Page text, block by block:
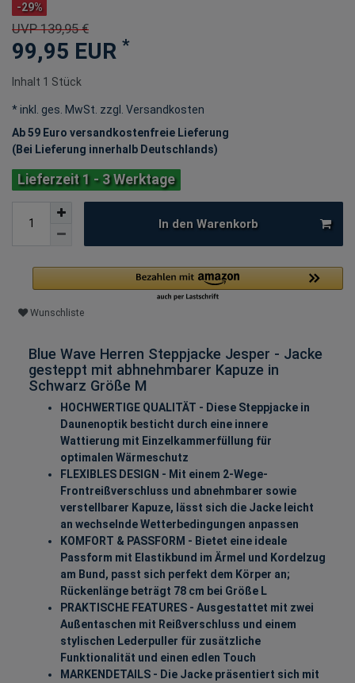
-29%
UVP 139,95 €
99,95 EUR *
Inhalt 1 Stück
* inkl. ges. MwSt. zzgl.
Versandkosten
Ab 59 Euro versandkostenfreie Lieferung
(Bei Lieferung innerhalb Deutschlands)
Lieferzeit 1 - 3 Werktage
In den Warenkorb
Wunschliste
Blue Wave Herren Steppjacke Jesper - Jacke
gesteppt mit abhnehmbarer Kapuze in
Schwarz Größe M
HOCHWERTIGE QUALITÄT - Diese Steppjacke in
Daunenoptik besticht durch eine innere
Wattierung mit Einzelkammerfüllung für
optimalen Wärmeschutz
FLEXIBLES DESIGN - Mit einem 2-Wege-
Frontreißverschluss und abnehmbarer sowie
verstellbarer Kapuze, lässt sich die Jacke leicht
an wechselnde Wetterbedingungen anpassen
KOMFORT & PASSFORM - Bietet eine ideale
Passform mit Elastikbund im Ärmel und Kordelzug
am Bund, passt sich perfekt dem Körper an;
Rückenlänge beträgt 78 cm bei Größe L
PRAKTISCHE FEATURES - Ausgestattet mit zwei
Außentaschen mit Reißverschluss und einem
stylischen Lederpuller für zusätzliche
Funktionalität und einen edlen Touch
MARKENDETAILS - Die Jacke präsentiert sich mit